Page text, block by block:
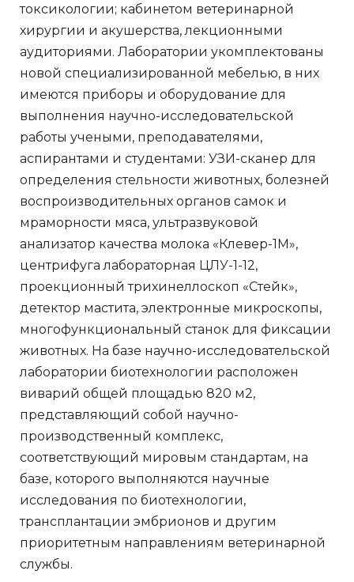
токсикологии; кабинетом ветеринарной
хирургии и акушерства, лекционными
аудиториями. Лаборатории укомплектованы
новой специализированной мебелью, в них
имеются приборы и оборудование для
выполнения научно-исследовательской
работы учеными, преподавателями,
аспирантами и студентами: УЗИ-сканер для
определения стельности животных, болезней
воспроизводительных органов самок и
мраморности мяса, ультразвуковой
анализатор качества молока «Клевер-1М»,
центрифуга лабораторная ЦЛУ-1-12,
проекционный трихинеллоскоп «Стейк»,
детектор мастита, электронные микроскопы,
многофункциональный станок для фиксации
животных. На базе научно-исследовательской
лаборатории биотехнологии расположен
виварий общей площадью 820 м2,
представляющий собой научно-
производственный комплекс,
соответствующий мировым стандартам, на
базе, которого выполняются научные
исследования по биотехнологии,
трансплантации эмбрионов и другим
приоритетным направлениям ветеринарной
службы.